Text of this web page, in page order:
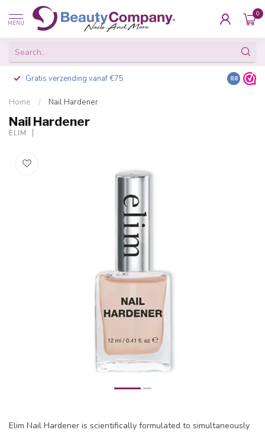
MENU
0
Gratis verzending vanaf €75 Besteld
8.8
Home / Nail Hardener
Nail Hardener
ELIM
Elim Nail Hardener is scientifically formulated to simultaneously